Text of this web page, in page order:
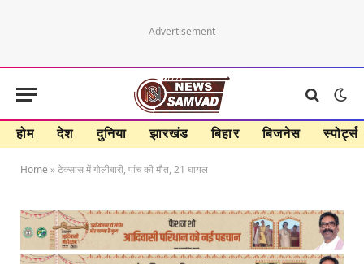
Advertisement
होम देश दुनिया झारखंड बिहार बिजनेस स्पोर्ट्स
Home »टेक्सास में गोलीबारी, पांच की मौत, 21 घायल